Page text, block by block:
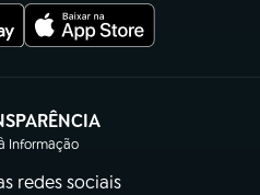
Informação
(abre em nova aba)
redes sociais